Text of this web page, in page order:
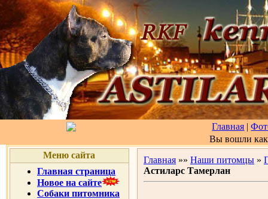
Главная |
Вы вошли
Меню сайта
Главная страница
Новое на сайте
Собаки питомника
Главная »» Наши питомцы »
Астиларс Тамерлан